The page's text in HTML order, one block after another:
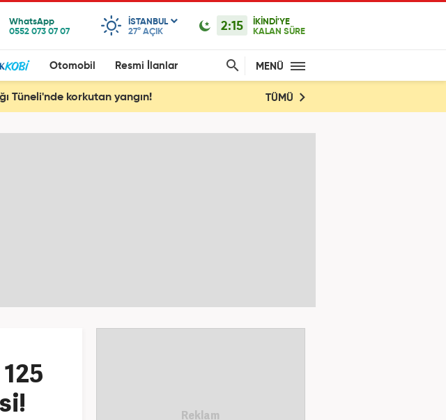
ISTANBUL
27° AÇIK 2:15
İKİNDİ'YE
KALAN SÜRE
Otomobil Resmi İlanlar MENÜ
Tüneli'nde korkutan yangın! TÜMÜ